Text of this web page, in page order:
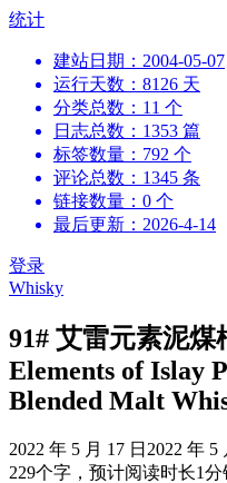
跳
统计
建站日期：2004-05-07
运行天数：8126 天
分类总数：11 个
日志总数：1353 篇
标签数量：792 个
评论总数：1345 条
链接数量：0 个
最后更新：2026-4-14
登录
Whisky
91# 艾雷元素泥
Elements of Islay
Blended Malt
2022 年 5 月 17 日 2022 年 5
229个字，预计阅读时长1分